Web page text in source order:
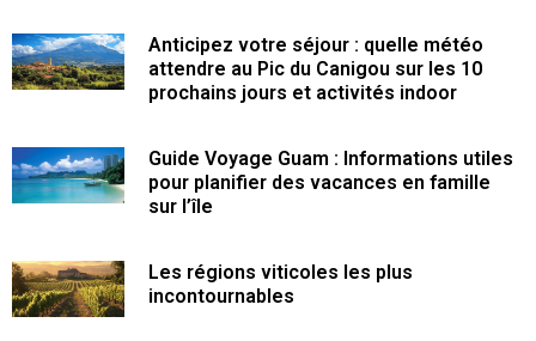
Anticipez votre séjour : quelle météo
attendre au Pic du Canigou sur les 10
prochains jours et activités indoor
Guide Voyage Guam : Informations utiles
pour planifier des vacances en famille
sur l’île
Les régions viticoles les plus
incontournables